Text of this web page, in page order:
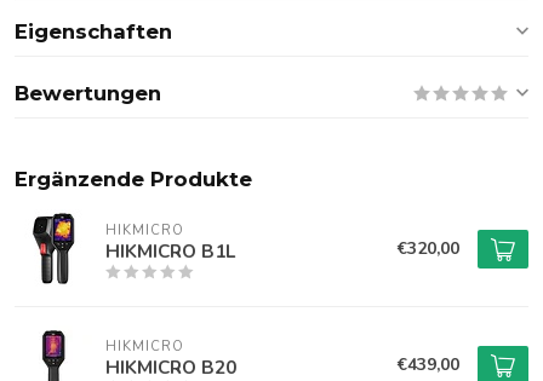
Eigenschaften
Bewertungen
Ergänzende Produkte
HIKMICRO
HIKMICRO B1L €320,00
HIKMICRO
HIKMICRO B20 €439,00